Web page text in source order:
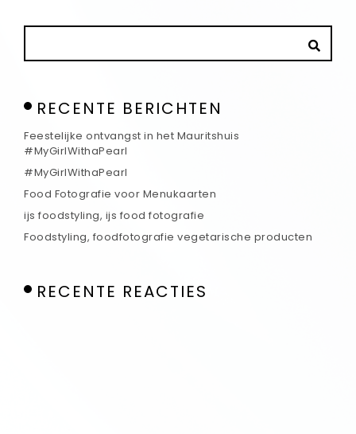
RECENTE BERICHTEN
Feestelijke ontvangst in het Mauritshuis
#MyGirlWithaPearl
#MyGirlWithaPearl
Food Fotografie voor Menukaarten
ijs foodstyling, ijs food fotografie
Foodstyling, foodfotografie vegetarische producten
RECENTE REACTIES